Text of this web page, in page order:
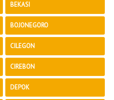
BEKASI
BOJONEGORO
CILEGON
CIREBON
DEPOK